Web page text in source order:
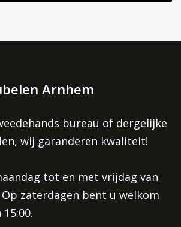
Arnhem
bureau of dergelijke
wij garanderen kwaliteit!
tot en met vrijdag van
Op zaterdagen bent u welkom